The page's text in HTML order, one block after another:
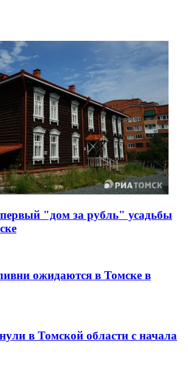
"дом за рубль" усадьбы
ожидаются в Томске в
в Томской области с начала